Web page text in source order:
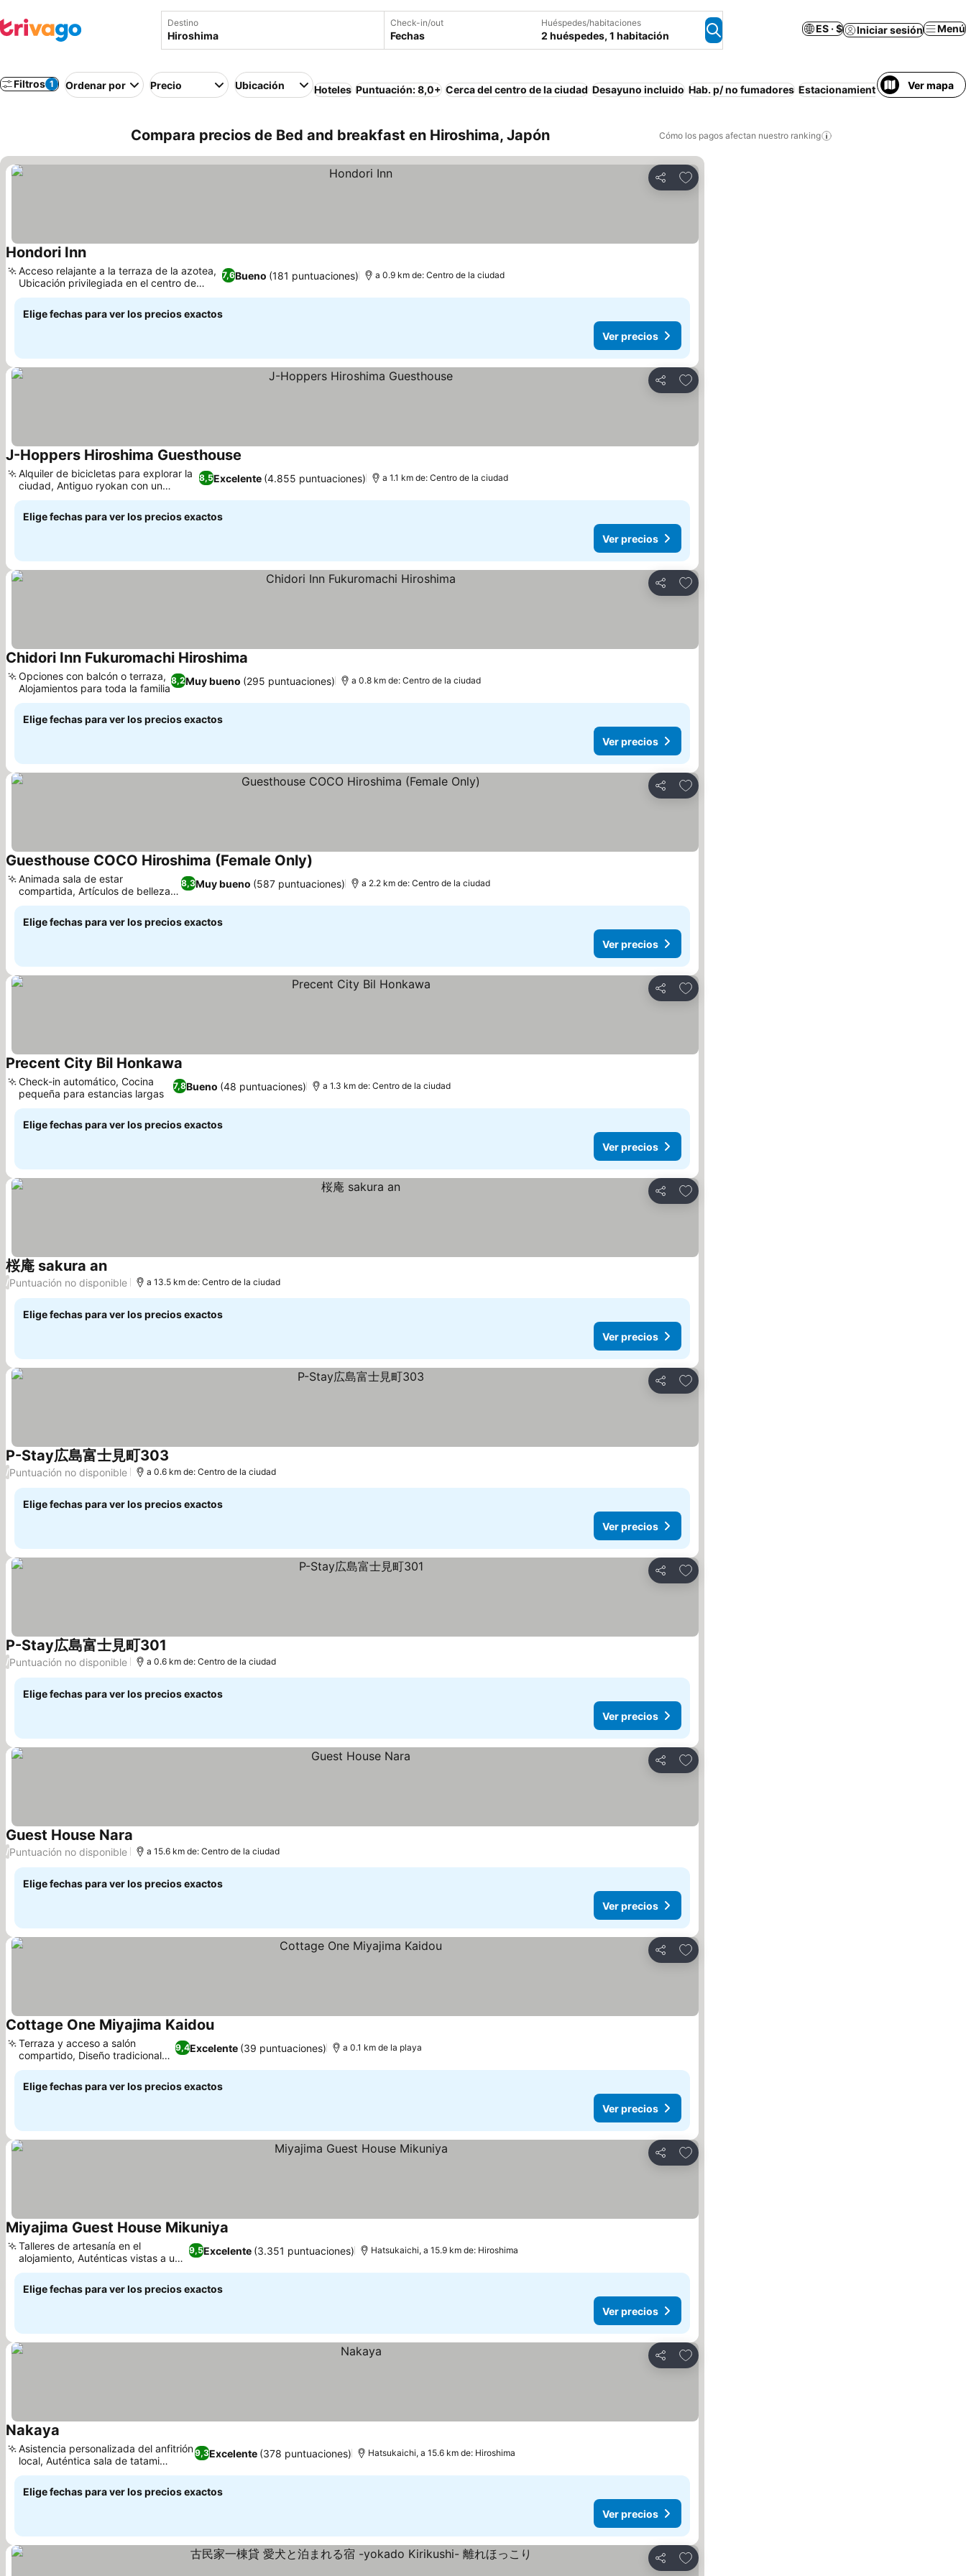
Destino Check-in/out
Fechas
Huéspedes/habitaciones
2 huéspedes, 1 habitación
ES · $ Iniciar sesión Menú
Filtros 1 Ordenar por Precio Ubicación Hoteles Puntuación: 8,0+ Cerca del centro de la ciudad Desayuno incluido Hab. p/ no fumadores Estacionamiento Media pensión
Ver mapa
Compara precios de Bed and breakfast en Hiroshima, Japón Cómo los pagos afectan nuestro ranking
Compartir
Agregar a favoritos
Hondori Inn
7,6Bueno (181 puntuaciones)
Acceso relajante a la terraza de la azotea,
Ubicación privilegiada en el centro de
Hiroshima
a 0.9 km de: Centro de la ciudad
Elige fechas para ver los precios exactos
Ver precios
Compartir
Agregar a favoritos
J-Hoppers Hiroshima Guesthouse
8,5Excelente (4.855 puntuaciones)
Alquiler de bicicletas para explorar la
ciudad, Antiguo ryokan con un
encanto único
a 1.1 km de: Centro de la ciudad
Elige fechas para ver los precios exactos
Ver precios
Compartir
Agregar a favoritos
Chidori Inn Fukuromachi Hiroshima
8,2Muy bueno (295 puntuaciones)
Opciones con balcón o terraza,
Alojamientos para toda la familia
a 0.8 km de: Centro de la ciudad
Elige fechas para ver los precios exactos
Ver precios
Compartir
Agregar a favoritos
Guesthouse COCO Hiroshima (Female Only)
8,3Muy bueno (587 puntuaciones)
Animada sala de estar
compartida, Artículos de belleza
bien pensados
a 2.2 km de: Centro de la ciudad
Elige fechas para ver los precios exactos
Ver precios
Compartir
Agregar a favoritos
Precent City Bil Honkawa
7,8Bueno (48 puntuaciones)
Check-in automático, Cocina
pequeña para estancias largas
a 1.3 km de: Centro de la ciudad
Elige fechas para ver los precios exactos
Ver precios
Compartir
Agregar a favoritos
桜庵 sakura an
/Puntuación no disponible a 13.5 km de: Centro de la ciudad
Elige fechas para ver los precios exactos
Ver precios
Compartir
Agregar a favoritos
P-Stay広島富士見町303
/Puntuación no disponible a 0.6 km de: Centro de la ciudad
Elige fechas para ver los precios exactos
Ver precios
Compartir
Agregar a favoritos
P-Stay広島富士見町301
/Puntuación no disponible a 0.6 km de: Centro de la ciudad
Elige fechas para ver los precios exactos
Ver precios
Compartir
Agregar a favoritos
Guest House Nara
/Puntuación no disponible a 15.6 km de: Centro de la ciudad
Elige fechas para ver los precios exactos
Ver precios
Compartir
Agregar a favoritos
Cottage One Miyajima Kaidou
9,4Excelente (39 puntuaciones)
Terraza y acceso a salón
compartido, Diseño tradicional
japonés
a 0.1 km de la playa
Elige fechas para ver los precios exactos
Ver precios
Compartir
Agregar a favoritos
Miyajima Guest House Mikuniya
9,5Excelente (3.351 puntuaciones)
Talleres de artesanía en el
alojamiento, Auténticas vistas a un
jardín japonés
Hatsukaichi, a 15.9 km de: Hiroshima
Elige fechas para ver los precios exactos
Ver precios
Compartir
Agregar a favoritos
Nakaya
9,3Excelente (378 puntuaciones)
Asistencia personalizada del anfitrión
local, Auténtica sala de tatami
japonesa
Hatsukaichi, a 15.6 km de: Hiroshima
Elige fechas para ver los precios exactos
Ver precios
Compartir
Agregar a favoritos